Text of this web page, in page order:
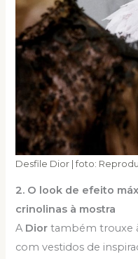
Desfile Dior | foto:
2. O look de efeito
crinolinas à mostra
A Diortambém trouxe
com vestidos de